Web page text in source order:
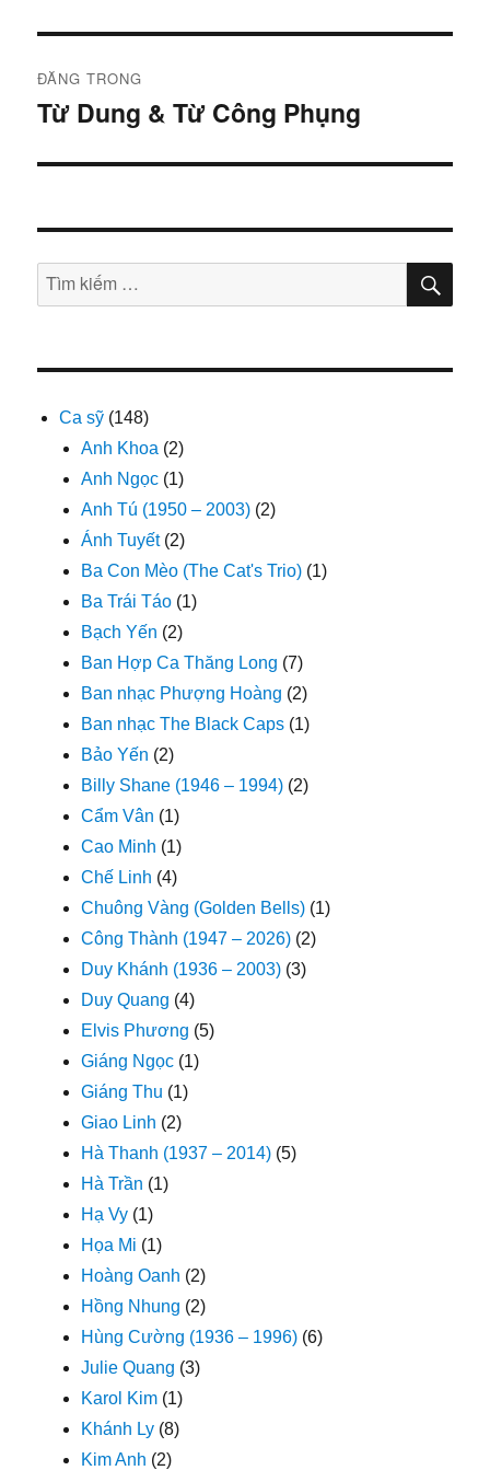
hướng
ĐĂNG TRONG
Từ Dung & Từ Công Phụng
Tìm
kiếm:
TÌM
Ca sỹ (148)
Anh Khoa (2)
Anh Ngọc (1)
Anh Tú (1950 – 2003) (2)
Ánh Tuyết(2)
Ba Con Mèo (The Cat's Trio) (1)
Ba Trái Táo (1)
Bạch Yến (2)
Ban Hợp Ca Thăng Long (7)
Ban nhạc Phượng Hoàng (2)
Ban nhạc The Black Caps (1)
Bảo Yến (2)
Billy Shane (1946 – 1994) (2)
Cẩm Vân (1)
Cao Minh (1)
Chế Linh (4)
Chuông Vàng (Golden Bells) (1)
Công Thành (1947 – 2026) (2)
Duy Khánh (1936 – 2003) (3)
Duy Quang (4)
Elvis Phương (5)
Giáng Ngọc (1)
Giáng Thu (1)
Giao Linh (2)
Hà Thanh (1937 – 2014) (5)
Hà Trần (1)
Hạ Vy (1)
Họa Mi (1)
Hoàng Oanh (2)
Hồng Nhung (2)
Hùng Cường (1936 – 1996) (6)
Julie Quang (3)
Karol Kim (1)
Khánh Ly (8)
Kim Anh (2)